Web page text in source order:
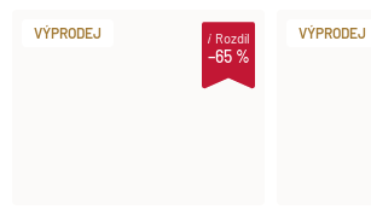
VÝPRODEJ
–65 %
iRozdíl VÝPRODEJ